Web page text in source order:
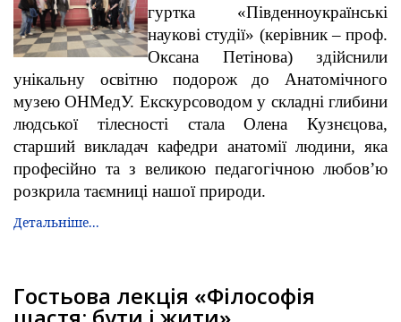
гуртка «Південноукраїнські
наукові студії» (керівник – проф.
Оксана Петінова) здійснили
унікальну освітню подорож до Анатомічного
музею ОНМедУ. Екскурсоводом у складні глибини
людської тілесності стала Олена Кузнєцова,
старший викладач кафедри анатомії людини, яка
професійно та з великою педагогічною любов’ю
розкрила таємниці нашої природи.
Детальніше...
Гостьова лекція «Філософія